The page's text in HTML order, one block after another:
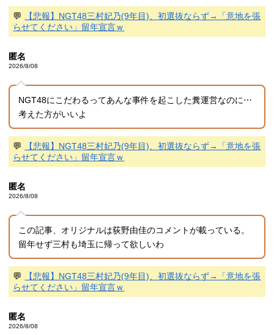
💬
【悲報】NGT48三村妃乃(9年目)、初選抜ならず→「意地を張
らせてください」留年宣言ｗ
匿名
2026/8/08
NGT48にこだわるってあんな事件を起こした糞運営なのに⋯
考えた方がいいよ
💬
【悲報】NGT48三村妃乃(9年目)、初選抜ならず→「意地を張
らせてください」留年宣言ｗ
匿名
2026/8/08
この記事、オリジナルは荻野由佳のコメントが載っている。
留年せず三村も埼玉に帰って欲しいわ
💬
【悲報】NGT48三村妃乃(9年目)、初選抜ならず→「意地を張
らせてください」留年宣言ｗ
匿名
2026/8/08